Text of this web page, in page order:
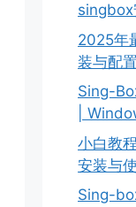
singbox
2025年
装与配
Sing-
|
小白教
安装与
Sing-